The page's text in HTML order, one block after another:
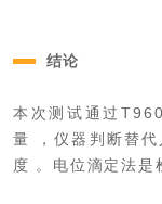
结论
本次测试通过
量，仪器判断替
度。电位滴定法